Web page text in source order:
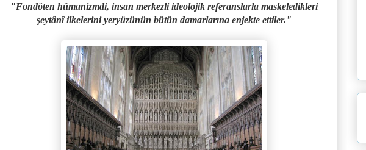
"Fondöten hümanizmdi, insan merkezli ideolojik referanslarla maskeledikleri
şeytânî ilkelerini yeryüzünün bütün damarlarına enjekte ettiler."